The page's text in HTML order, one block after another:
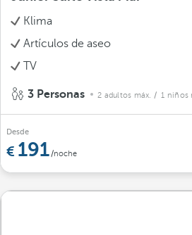
Klima
Artículos de aseo
TV
3 Personas 2 adultos máx. / 1 niños
Desde
191/noche